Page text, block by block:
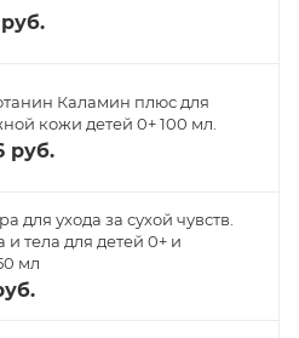
руб.
Каламин плюс для
кожи детей 0+ 100 мл.
руб.
для ухода за сухой чувств.
тела для детей 0+ и
мл